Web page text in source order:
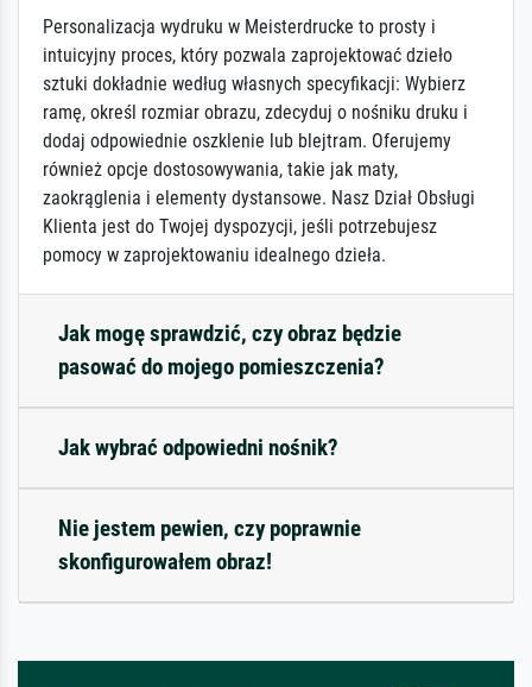
Personalizacja wydruku w Meisterdrucke to prosty i
intuicyjny proces, który pozwala zaprojektować dzieło
sztuki dokładnie według własnych specyfikacji: Wybierz
ramę, określ rozmiar obrazu, zdecyduj o nośniku druku i
dodaj odpowiednie oszklenie lub blejtram. Oferujemy
również opcje dostosowywania, takie jak maty,
zaokrąglenia i elementy dystansowe. Nasz Dział Obsługi
Klienta jest do Twojej dyspozycji, jeśli potrzebujesz
pomocy w zaprojektowaniu idealnego dzieła.
Jak mogę sprawdzić, czy obraz będzie
pasować do mojego pomieszczenia?
Jak wybrać odpowiedni nośnik?
Nie jestem pewien, czy poprawnie
skonfigurowałem obraz!